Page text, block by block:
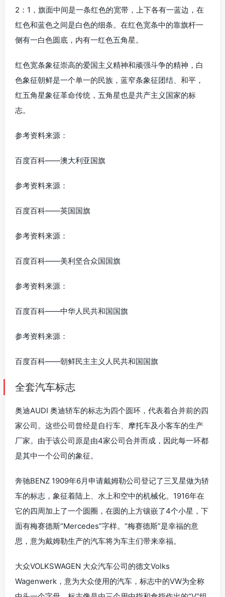
2：1，旗面中间是一条红色的宽带，上下各有一蓝边，在
红色和蓝色之间是白色的细条。在红色宽条中的靠旗杆一
侧有一白色圆底，内有一红色五角星。
红色宽条象征崇高的爱国主义精神和顽强斗争的精神，白
色象征朝鲜是一个单一的民族，蓝窄条象征团结、和平，
红五角星象征革命传统，五角星也是共产主义国家的标
志。
参考资料来源：
百度百科——澳大利亚国旗
参考资料来源：
百度百科——英国国旗
参考资料来源：
百度百科——美利坚合众国国旗
参考资料来源：
百度百科——中华人民共和国国旗
参考资料来源：
百度百科——朝鲜民主主义人民共和国国旗
全套汽车标志
奥迪AUDI 奥迪轿车的标志为四个圆环，代表着合并前的四
家公司。这些公司曾经是自行车、摩托车及小客车的生产
厂家。由于该公司原是由4家公司合并而成，因此每一环都
是其中一个公司的象征。
奔驰BENZ 1909年6月申请戴姆勒公司登记了三叉星做为轿
车的标志，象征着陆上、水上和空中的机械化。1916年在
它的四周加上了一个圆圈，在圆的上方镶嵌了4个小星，下
面有梅赛德斯“Mercedes”字样。“梅赛德斯”是幸福的意
思，意为戴姆勒生产的汽车将为车主们带来幸福。
大众VOLKSWAGEN 大众汽车公司的德文Volks
Wagenwerk，意为大众使用的汽车，标志中的VW为全称